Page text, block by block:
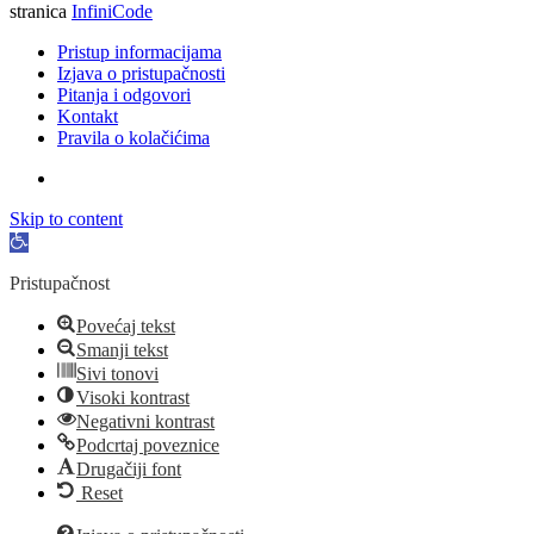
stranica InfiniCode
Pristup informacijama
Izjava o pristupačnosti
Pitanja i odgovori
Kontakt
Pravila o kolačićima
Skip to content
Open
Pristupačnost
Povećaj tekst
Smanji tekst
Sivi tonovi
Visoki kontrast
Negativni kontrast
Podcrtaj poveznice
Drugačiji font
Reset